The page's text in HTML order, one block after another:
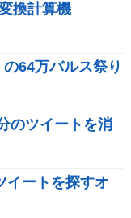
換計算機
64万バルス祭り
のツイートを消
イートを探すオ